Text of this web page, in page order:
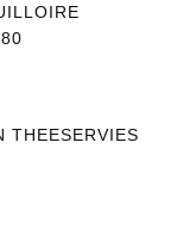
THEESERVIES